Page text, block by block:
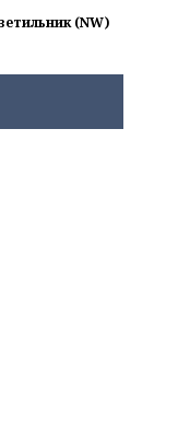
(NW)